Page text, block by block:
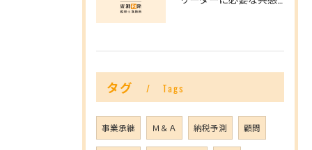
タグ Tags
事業承継 Ｍ＆Ａ 納税予測 顧問